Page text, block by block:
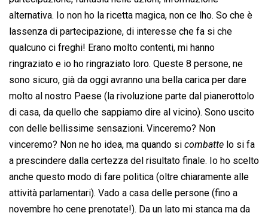
alternativa. Io non ho la ricetta magica, non ce lho. So che è
lassenza di partecipazione, di interesse che fa si che
qualcuno ci freghi! Erano molto contenti, mi hanno
ringraziato e io ho ringraziato loro. Queste 8 persone, ne
sono sicuro, già da oggi avranno una bella carica per dare
molto al nostro Paese (la rivoluzione parte dal pianerottolo
di casa, da quello che sappiamo dire al vicino). Sono uscito
con delle bellissime sensazioni. Vinceremo? Non
vinceremo? Non ne ho idea, ma quando si  combatte  lo si fa
a prescindere dalla certezza del risultato finale. Io ho scelto
anche questo modo di fare politica (oltre chiaramente alle
attività parlamentari). Vado a casa delle persone (fino a
novembre ho cene prenotate!). Da un lato mi stanca ma da